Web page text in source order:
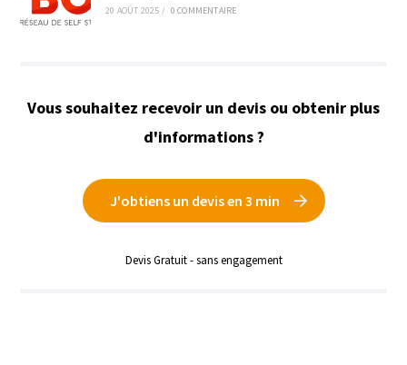
20 AOÛT 2025 / 0 COMMENTAIRE
Vous souhaitez recevoir un devis ou obtenir plus
d'informations ?
J'obtiens un devis en 3 min
Devis Gratuit - sans engagement